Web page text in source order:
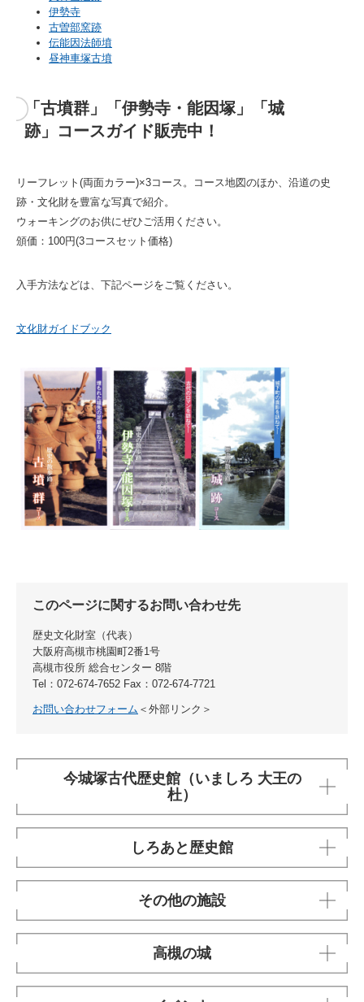
伊勢寺
古曽部窯跡
伝能因法師墳
昼神車塚古墳
「古墳群」「伊勢寺・能因塚」「城
跡」コースガイド販売中！
リーフレット(両面カラー)×3コース。コース地図のほか、沿道の史
跡・文化財を豊富な写真で紹介。
ウォーキングのお供にぜひご活用ください。
頒価：100円(3コースセット価格)
入手方法などは、下記ページをご覧ください。
文化財ガイドブック
このページに関するお問い合わせ先
歴史文化財室
代表
大阪府高槻市桃園町2番1号
高槻市役所 総合センター 8階
Tel：072-674-7652 Fax：072-674-7721
お問い合わせフォーム ＜外部リンク＞
今城塚古代歴史館（いましろ 大王の
杜）
しろあと歴史館
その他の施設
高槻の城